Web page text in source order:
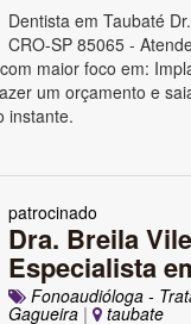
Dentista em Taubaté
CRO-SP 85065 -
maior foco em:
um orçamento e
instante.
patrocinado
Dra. Breila
Especialista
Fonoaudióloga -
Gagueira | taubate